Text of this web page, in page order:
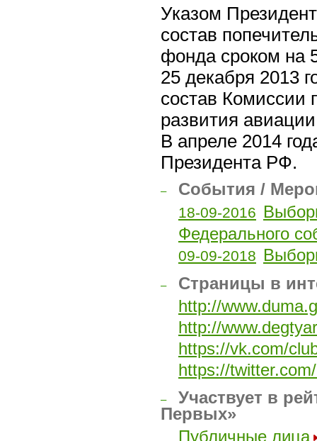
Указом
состав
фонда сроком на
25 декабря 2013
состав Комиссии
развития
В апреле 2014
Президента РФ.
– События /
18-09-2016
Федерального
09-09-2018
–
Страницы в
http://
http://
https://vk.com/
https://
–
Участвует в
Первых»
Публичные лица